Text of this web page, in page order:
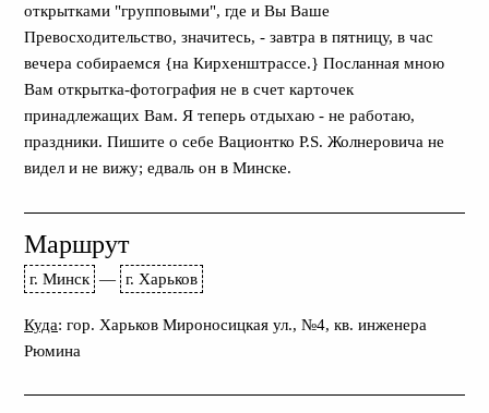
открытками "групповыми", где и Вы Ваше
Превосходительство, значитесь, - завтра в пятницу, в час
вечера собираемся {на Кирхенштрассе.} Посланная мною
Вам открытка-фотография не в счет карточек
принадлежащих Вам. Я теперь отдыхаю - не работаю,
праздники. Пишите о себе Вационтко P.S. Жолнеровича не
видел и не вижу; едваль он в Минске.
Маршрут
г. Минск — г. Харьков
Куда: гор. Харьков Мироносицкая ул., №4, кв. инженера
Рюмина